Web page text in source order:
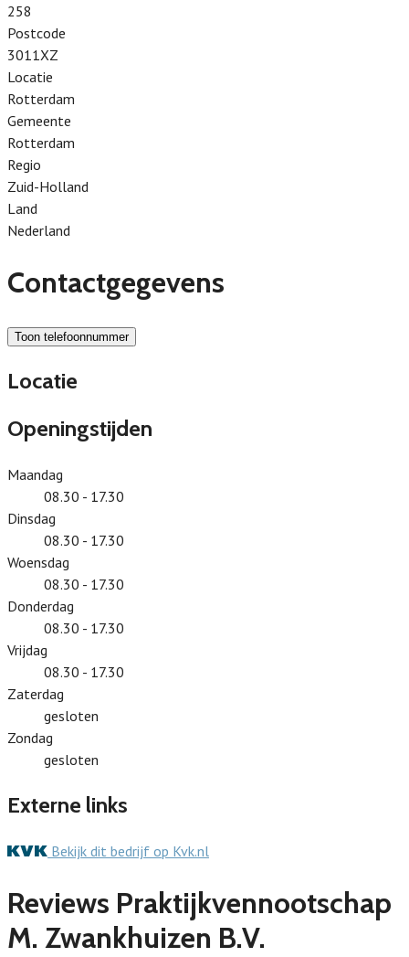
258
Postcode
3011XZ
Locatie
Rotterdam
Gemeente
Rotterdam
Regio
Zuid-Holland
Land
Nederland
Contactgegevens
Toon telefoonnummer
Locatie
Openingstijden
Maandag
08.30 - 17.30
Dinsdag
08.30 - 17.30
Woensdag
08.30 - 17.30
Donderdag
08.30 - 17.30
Vrijdag
08.30 - 17.30
Zaterdag
gesloten
Zondag
gesloten
Externe links
Bekijk dit bedrijf op Kvk.nl
Reviews Praktijkvennootschap
M. Zwankhuizen B.V.